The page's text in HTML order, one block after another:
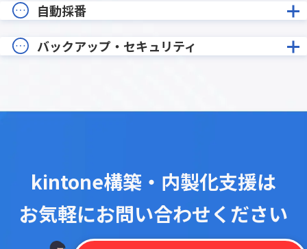
自動採番
バックアップ・セキュリティ
kintone構築・内製化支援は
お気軽にお問い合わせください